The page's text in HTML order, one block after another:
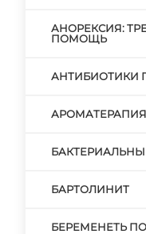
АНОРЕКСИЯ:
ПОМОЩЬ
АНТИБИОТИКИ
БАРТОЛИНИТ
БЕРЕМЕНЕТЬ